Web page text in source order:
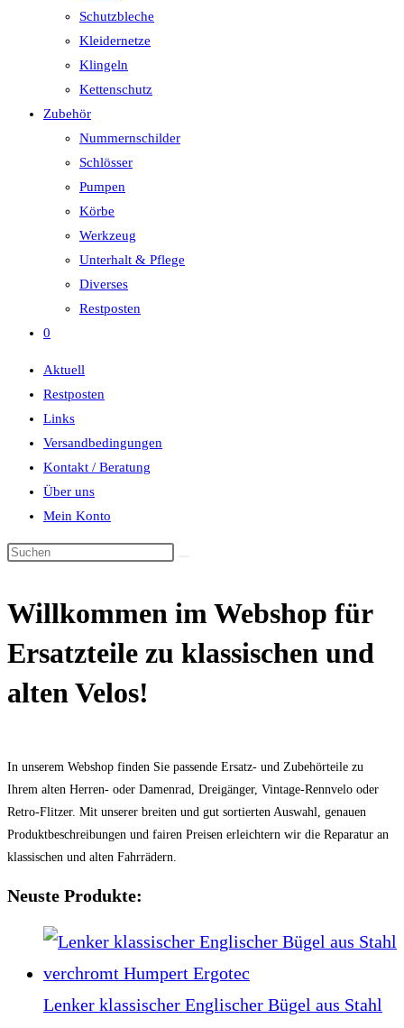
Schutzbleche
Kleidernetze
Klingeln
Kettenschutz
Zubehör
Nummernschilder
Schlösser
Pumpen
Körbe
Werkzeug
Unterhalt & Pflege
Diverses
Restposten
0
Aktuell
Restposten
Links
Versandbedingungen
Kontakt / Beratung
Über uns
Mein Konto
Diese
Willkommen im Webshop für
Ersatzteile zu klassischen und
alten Velos!
In unserem Webshop finden Sie passende Ersatz- und Zubehörteile zu
Ihrem alten Herren- oder Damenrad, Dreigänger, Vintage-Rennvelo oder
Retro-Flitzer. Mit unserer breiten und gut sortierten Auswahl, genauen
Produktbeschreibungen und fairen Preisen erleichtern wir die Reparatur an
klassischen und alten Fahrrädern.
Neuste Produkte:
Lenker klassischer Englischer Bügel aus Stahl